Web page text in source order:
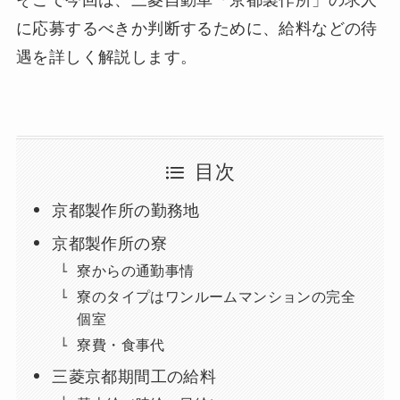
に応募するべきか判断するために、給料などの待
遇を詳しく解説します。
目次
京都製作所の勤務地
京都製作所の寮
寮からの通勤事情
寮のタイプはワンルームマンションの完全
個室
寮費・食事代
三菱京都期間工の給料